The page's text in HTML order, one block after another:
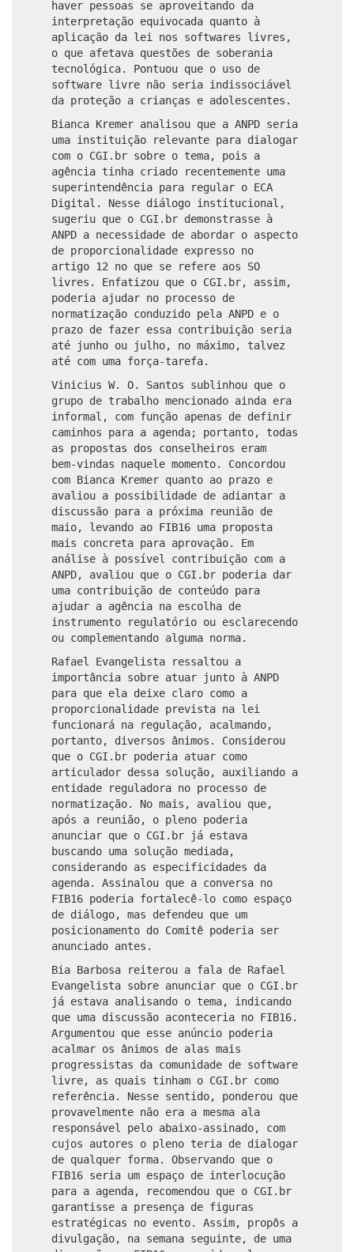
haver pessoas se aproveitando da
interpretação equivocada quanto à
aplicação da lei nos softwares livres,
o que afetava questões de soberania
tecnológica. Pontuou que o uso de
software livre não seria indissociável
da proteção a crianças e adolescentes.
Bianca Kremer analisou que a ANPD seria
uma instituição relevante para dialogar
com o CGI.br sobre o tema, pois a
agência tinha criado recentemente uma
superintendência para regular o ECA
Digital. Nesse diálogo institucional,
sugeriu que o CGI.br demonstrasse à
ANPD a necessidade de abordar o aspecto
de proporcionalidade expresso no
artigo 12 no que se refere aos SO
livres. Enfatizou que o CGI.br, assim,
poderia ajudar no processo de
normatização conduzido pela ANPD e o
prazo de fazer essa contribuição seria
até junho ou julho, no máximo, talvez
até com uma força-tarefa.
Vinicius W. O. Santos sublinhou que o
grupo de trabalho mencionado ainda era
informal, com função apenas de definir
caminhos para a agenda; portanto, todas
as propostas dos conselheiros eram
bem‑vindas naquele momento. Concordou
com Bianca Kremer quanto ao prazo e
avaliou a possibilidade de adiantar a
discussão para a próxima reunião de
maio, levando ao FIB16 uma proposta
mais concreta para aprovação. Em
análise à possível contribuição com a
ANPD, avaliou que o CGI.br poderia dar
uma contribuição de conteúdo para
ajudar a agência na escolha de
instrumento regulatório ou esclarecendo
ou complementando alguma norma.
Rafael Evangelista ressaltou a
importância sobre atuar junto à ANPD
para que ela deixe claro como a
proporcionalidade prevista na lei
funcionará na regulação, acalmando,
portanto, diversos ânimos. Considerou
que o CGI.br poderia atuar como
articulador dessa solução, auxiliando a
entidade reguladora no processo de
normatização. No mais, avaliou que,
após a reunião, o pleno poderia
anunciar que o CGI.br já estava
buscando uma solução mediada,
considerando as especificidades da
agenda. Assinalou que a conversa no
FIB16 poderia fortalecê-lo como espaço
de diálogo, mas defendeu que um
posicionamento do Comitê poderia ser
anunciado antes.
Bia Barbosa reiterou a fala de Rafael
Evangelista sobre anunciar que o CGI.br
já estava analisando o tema, indicando
que uma discussão aconteceria no FIB16.
Argumentou que esse anúncio poderia
acalmar os ânimos de alas mais
progressistas da comunidade de software
livre, as quais tinham o CGI.br como
referência. Nesse sentido, ponderou que
provavelmente não era a mesma ala
responsável pelo abaixo-assinado, com
cujos autores o pleno teria de dialogar
de qualquer forma. Observando que o
FIB16 seria um espaço de interlocução
para a agenda, recomendou que o CGI.br
garantisse a presença de figuras
estratégicas no evento. Assim, propôs a
divulgação, na semana seguinte, de uma